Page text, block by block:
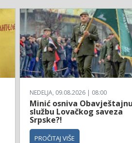
NEDELJA, 09.08.2026 | 08:00
Minić osniva
službu Lovačkog saveza
Srpske?!
PROČITAJ VIŠE